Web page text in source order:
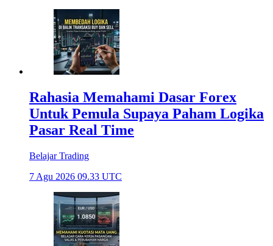
Rahasia Memahami Dasar Forex
Untuk Pemula Supaya Paham Logika
Pasar Real Time
Belajar Trading
7 Agu 2026 09.33 UTC